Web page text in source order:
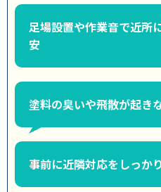
足場設置や作業音で近所
安
塗料の臭いや飛散が起き
事前に近隣対応をしっか